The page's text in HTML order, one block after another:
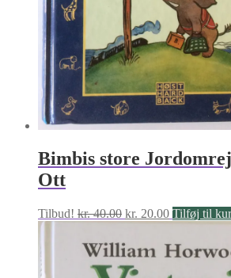
Bimbis store
Ott
Tilbud! kr.40.00 Den
oprindelige
pris
var:
kr. 40.00.
kr. 20.00Den
aktuelle
pris
er:
Tilføj til